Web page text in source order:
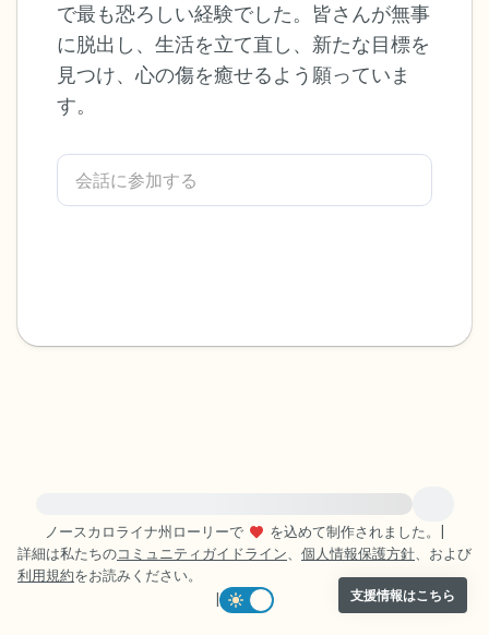
で最も恐ろしい経験でした。皆さんが無事
に脱出し、生活を立て直し、新たな目標を
見つけ、心の傷を癒せるよう願っていま
す。
緊急の支援が必要な方は、{{resource}} をご訪問ください。
ノースカロライナ州ローリーで
を込めて制作されました。
詳細は私たちのコミュニティガイドライン、 個人情報保護方針、および
利用規約をお読みください。
支援情報はこちら
りを見回してください。以下のことを声に
出して言ってみてください。
見えるもの5つ（部屋の中と窓の外を見る
感じるもの4つ（目の前にあるもので触れ
匂いを嗅ぐもの2つ